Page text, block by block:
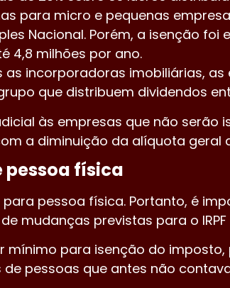
para micro e pequenas
Nacional. Porém, a isenção
4,8 milhões por ano.
as incorporadoras imobiliárias,
que distribuem dividendos
às empresas que não serão
a diminuição da alíquota geral
pessoa física
pessoa física. Portanto, é
mudanças previstas para o
para isenção do imposto,
pessoas que antes não